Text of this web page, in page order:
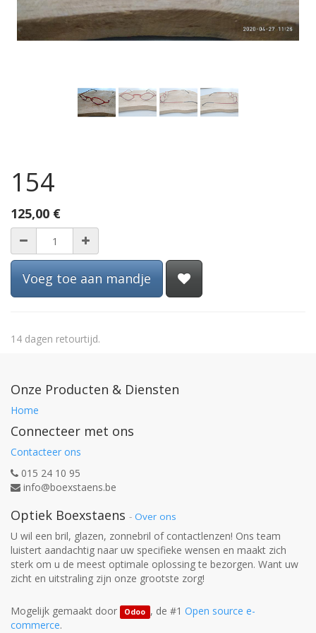
154
125,00 €
Voeg toe aan mandje
14 dagen retourtijd.
Onze Producten & Diensten
Home
Connecteer met ons
Contacteer ons
015 24 10 95
info@boexstaens.be
Optiek Boexstaens - Over ons
U wil een bril, glazen, zonnebril of contactlenzen! Ons team
luistert aandachtig naar uw specifieke wensen en maakt zich
sterk om u de meest optimale oplossing te bezorgen. Want uw
zicht en uitstraling zijn onze grootste zorg!
Mogelijk gemaakt door Odoo , de #1 Open source e-
commerce.